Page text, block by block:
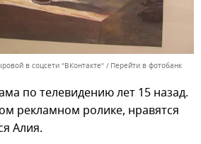
в соцсети "ВКонтакте" Перейти в фотобанк
по телевидению лет 15 назад.
рекламном ролике, нравятся
Алия.